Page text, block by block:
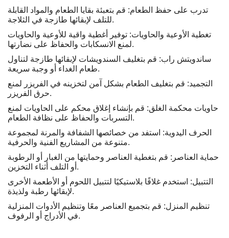
تدرب على حفظ الطعام: قم بتعبئة بقايا الطعام والمواد القابلة
للتلف لإبقائها طازجة في الثلاجة.
تغطية الأوعية والحاويات: توفير أغطية واقية للأوعية والحاويات
لمنع الانسكابات والحفاظ على نضارتها.
ساندويتش راب: قم بتغليف السندويشات لإبقائها طازجة لتناول
طعام الغداء أو وجبة سريعة.
التجميد: قم بتغليف الطعام بشكل آمن لتخزينه في الفريزر لمنع
حرق الفريزر.
حاويات محكمة الغلق: قم بإنشاء إغلاق محكم على الحاويات لمنع
التسربات والحفاظ على نظافة الطعام.
الحرف اليدوية: استفد من خصائصها الشفافة والمرنة لمجموعة
متنوعة من المشاريع الفنية والحرفية.
حماية العناصر: قم بتغطية العناصر وحمايتها من الغبار أو الرطوبة
أو التلف أثناء التخزين.
التتبيل: استخدم غلافًا بلاستيكيًا لتتبيل اللحوم أو الأطعمة الأخرى
لإبقائها رطبة ولذيذة.
تنظيم المنزل: قم بتجميع العناصر معًا وتنظيم الأدوات المنزلية
في الأدراج أو الرفوف.